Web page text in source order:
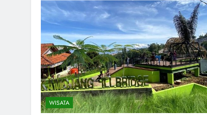
WISATA